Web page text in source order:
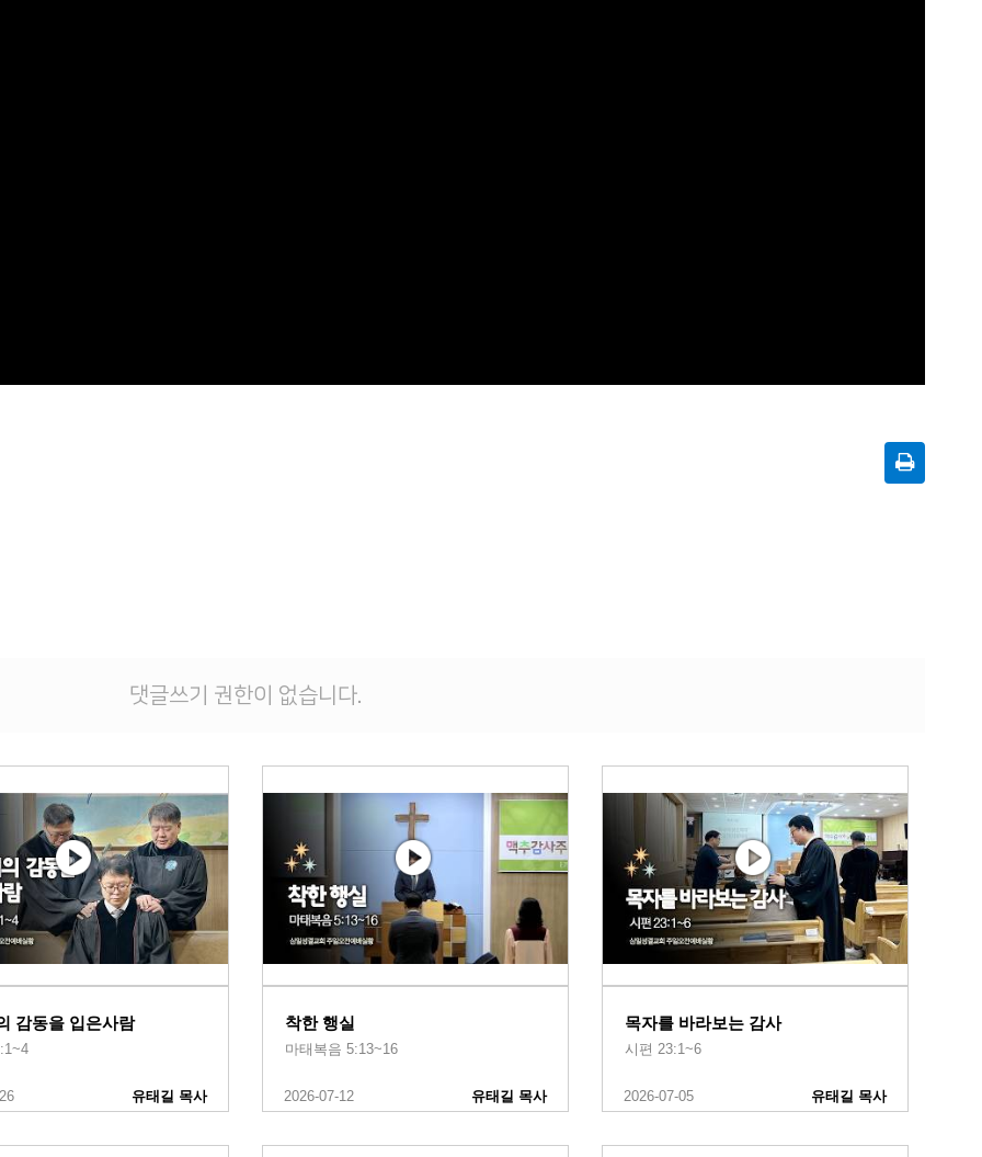
댓글쓰기 권한이 없습니다.
감동을 입은사람
유태길 목사
착한 행실
마태복음 5:13~16
2026-07-12 유태길 목사
목자를 바라보는 감사
시편 23:1~6
2026-07-05 유태길 목사